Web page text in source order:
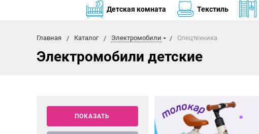
Детская комната Текстиль
Главная Каталог Электромобили Спецтехника
Электромобили детские